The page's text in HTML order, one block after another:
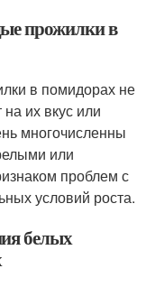
прожилки в
в помидорах не
их вкус или
многочисленны
или
проблем с
условий роста.
белых